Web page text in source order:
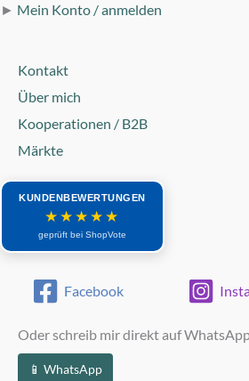
► Mein Konto / anmelden
Kontakt
Über mich
Kooperationen / B2B
Märkte
KUNDENBEWERTUNGEN
★★★★★
geprüft bei ShopVote
Facebook
Oder schreib mir direkt auf
📱 WhatsApp